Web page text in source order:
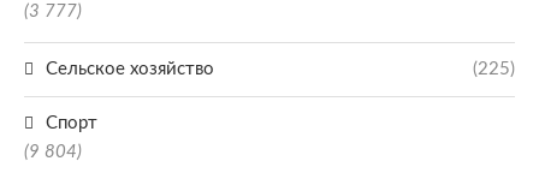
(3 777)
Сельское хозяйство (225)
Спорт
(9 804)